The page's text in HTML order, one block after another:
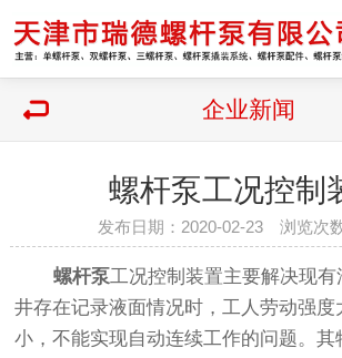
企业新闻
螺杆泵工况控制
发布日期：2020-02-23 浏览次
螺杆泵工况控制装置主要解决现
井存在记录液面情况时，工人劳动强度
小，不能实现自动连续工作的问题。其